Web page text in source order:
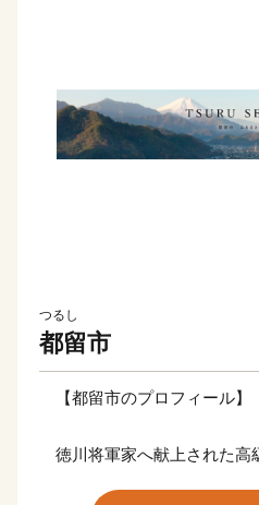
つるし
都留市
【都留市のプロフィール】
徳川将軍家へ献上された高